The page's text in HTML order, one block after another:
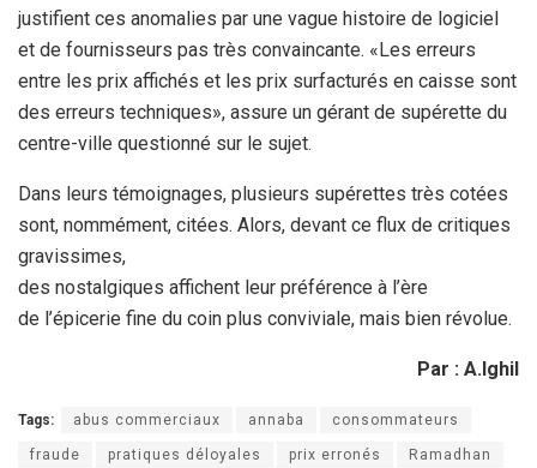
justifient ces anomalies par une vague histoire de logiciel
et de fournisseurs pas très convaincante. «Les erreurs
entre les prix affichés et les prix surfacturés en caisse sont
des erreurs techniques», assure un gérant de supérette du
centre-ville questionné sur le sujet.
Dans leurs témoignages, plusieurs supérettes très cotées
sont, nommément, citées. Alors, devant ce flux de critiques
gravissimes,
des nostalgiques affichent leur préférence à l’ère
de l’épicerie fine du coin plus conviviale, mais bien révolue.
Par : A.Ighil
Tags: abus commerciaux annaba consommateurs
fraude pratiques déloyales prix erronés Ramadhan